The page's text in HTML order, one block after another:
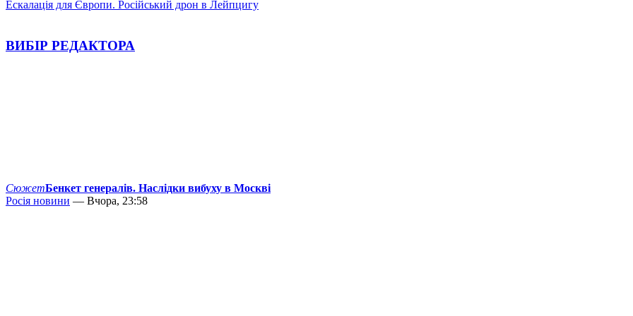
Ескалація для Європи. Російський дрон в Лейпцигу
ВИБІР РЕДАКТОРА
СюжетБенкет генералів. Наслідки вибуху в Москві
Росія новини — Вчора, 23:58